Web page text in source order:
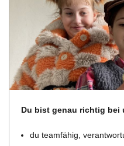
O
R
E
Du bist genau rich­tig bei
du team­fä­hig,